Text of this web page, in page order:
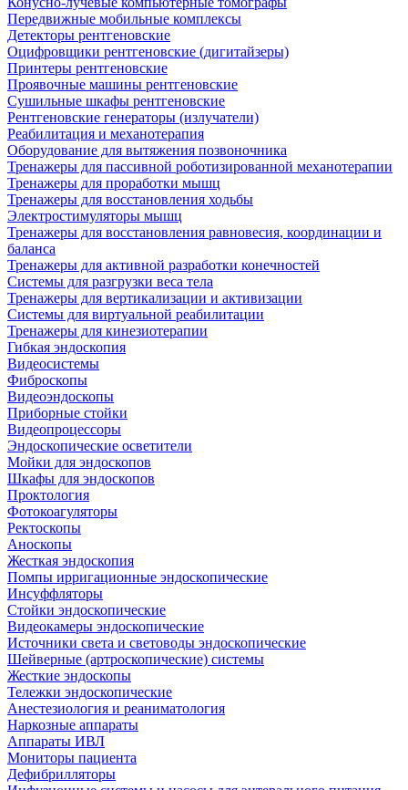
Передвижные мобильные комплексы
Детекторы рентгеновские
Оцифровщики рентгеновские (дигитайзеры)
Принтеры рентгеновские
Проявочные машины рентгеновские
Сушильные шкафы рентгеновские
Рентгеновские генераторы (излучатели)
Реабилитация и механотерапия
Оборудование для вытяжения позвоночника
Тренажеры для пассивной роботизированной механотерапии
Тренажеры для проработки мышц
Тренажеры для восстановления ходьбы
Электростимуляторы мышц
Тренажеры для восстановления равновесия, координации и
баланса
Тренажеры для активной разработки конечностей
Системы для разгрузки веса тела
Тренажеры для вертикализации и активизации
Системы для виртуальной реабилитации
Тренажеры для кинезиотерапии
Гибкая эндоскопия
Видеосистемы
Фиброскопы
Видеоэндоскопы
Приборные стойки
Видеопроцессоры
Эндоскопические осветители
Мойки для эндоскопов
Шкафы для эндоскопов
Проктология
Фотокоагуляторы
Ректоскопы
Аноскопы
Жесткая эндоскопия
Помпы ирригационные эндоскопические
Инсуффляторы
Стойки эндоскопические
Видеокамеры эндоскопические
Источники света и световоды эндоскопические
Шейверные (артроскопические) системы
Жесткие эндоскопы
Тележки эндоскопические
Анестезиология и реаниматология
Наркозные аппараты
Аппараты ИВЛ
Мониторы пациента
Дефибрилляторы